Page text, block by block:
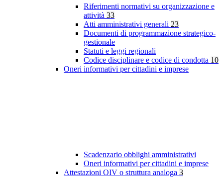
Riferimenti normativi su organizzazione e
attività 33
Atti amministrativi generali 23
Documenti di programmazione strategico-
gestionale
Statuti e leggi regionali
Codice disciplinare e codice di condotta 10
Oneri informativi per cittadini e imprese
Scadenzario obblighi amministrativi
Oneri informativi per cittadini e imprese
Attestazioni OIV o struttura analoga 3